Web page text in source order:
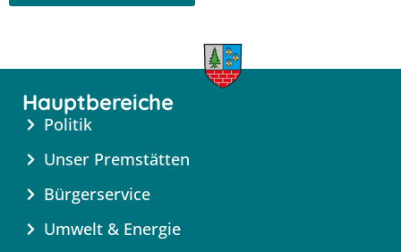
Hauptbereiche
Politik
Unser Premstätten
Bürgerservice
Umwelt & Energie